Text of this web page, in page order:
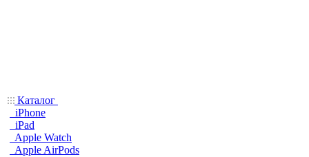
Каталог
iPhone
iPad
Apple Watch
Apple AirPods